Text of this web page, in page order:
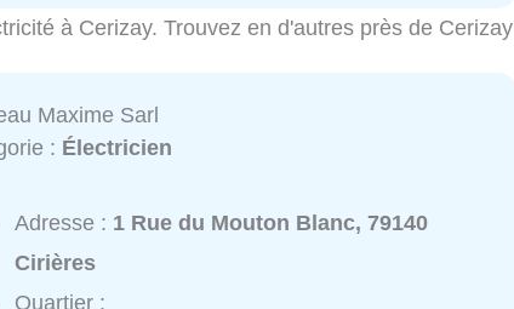
à Cerizay. Trouvez en d'autres près de Cerizay
Maxime Sarl
: Électricien
Adresse : 1 Rue du Mouton Blanc, 79140
Cirières
Quartier :